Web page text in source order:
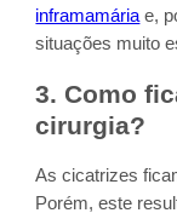
inframamáriae,
situações muito
3. Como
cirurgia?
As cicatrizes
Porém, este